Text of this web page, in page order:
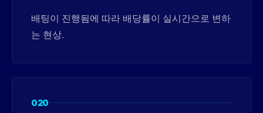
배팅이 진행됨에 따라 배당률이 실시간으로 변하
는 현상.
020